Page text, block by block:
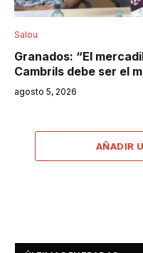
Salou
Granados: “El
Cambrils debe ser el
agosto 5, 2026
AÑADIR